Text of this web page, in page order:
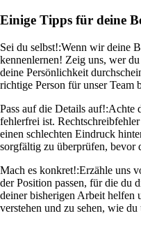
Einige Tipps für deine
Sei du selbst!:Wenn wir deine
kennenlernen! Zeig uns, wer
deine Persönlichkeit
richtige Person für unser Team
Pass auf die Details auf!:Achte
fehlerfrei ist.
einen schlechten Eindruck
sorgfältig zu überprüfen, bevor
Mach es konkret!:Erzähle uns
der Position passen, für die du
deiner bisherigen Arbeit helfen
verstehen und zu sehen, wie